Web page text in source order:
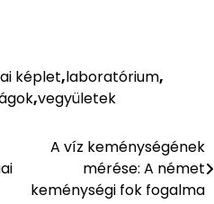
képlet,laboratórium,
,vegyületek
A víz keménységének
mérése: A német
keménységi fok fogalma